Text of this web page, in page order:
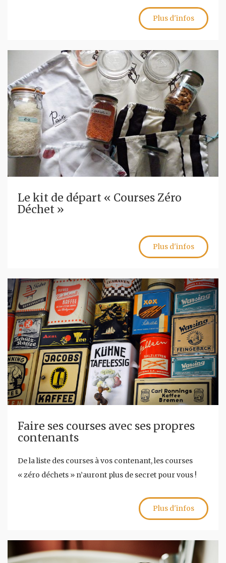
Plus d'infos
Le kit de départ « Courses Zéro
Déchet »
Plus d'infos
Faire ses courses avec ses propres
contenants
De la liste des courses à vos contenant, les courses
« zéro déchets » n’auront plus de secret pour vous !
Plus d'infos